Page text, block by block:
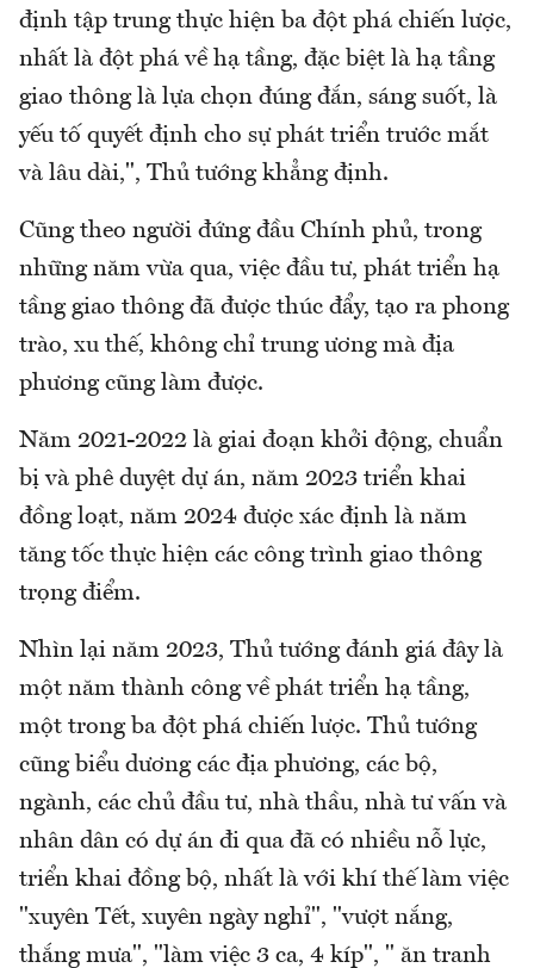
định tập trung thực hiện ba đột phá chiến lược,
nhất là đột phá về hạ tầng, đặc biệt là hạ tầng
giao thông là lựa chọn đúng đắn, sáng suốt, là
yếu tố quyết định cho sự phát triển trước mắt
và lâu dài,", Thủ tướng khẳng định.
Cũng theo người đứng đầu Chính phủ, trong
những năm vừa qua, việc đầu tư, phát triển hạ
tầng giao thông đã được thúc đẩy, tạo ra phong
trào, xu thế, không chỉ trung ương mà địa
phương cũng làm được.
Năm 2021-2022 là giai đoạn khởi động, chuẩn
bị và phê duyệt dự án, năm 2023 triển khai
đồng loạt, năm 2024 được xác định là năm
tăng tốc thực hiện các công trình giao thông
trọng điểm.
Nhìn lại năm 2023, Thủ tướng đánh giá đây là
một năm thành công về phát triển hạ tầng,
một trong ba đột phá chiến lược. Thủ tướng
cũng biểu dương các địa phương, các bộ,
ngành, các chủ đầu tư, nhà thầu, nhà tư vấn và
nhân dân có dự án đi qua đã có nhiều nỗ lực,
triển khai đồng bộ, nhất là với khí thế làm việc
"xuyên Tết, xuyên ngày nghỉ", "vượt nắng,
thắng mưa", "làm việc 3 ca, 4 kíp", " ăn tranh